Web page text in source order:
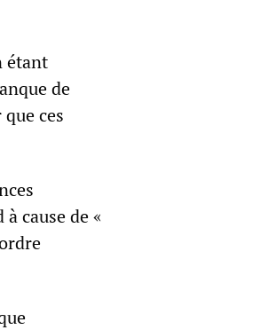
étant
de
ces
cause de «